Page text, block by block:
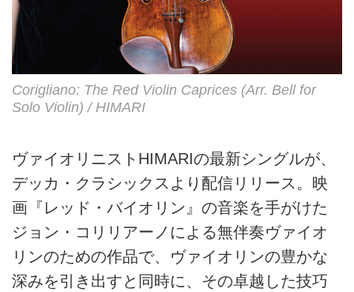
Corigliano: The Red Violin Caprices (Arr. Bell for
Solo Violin) / HIMARI
ヴァイオリニストHIMARIの最新シングルが、
デッカ・クラシックスより配信リリース。映
画『レッド・バイオリン』の音楽を手がけた
ジョン・コリリアーノによる無伴奏ヴァイオ
リンのための作品で、ヴァイオリンの豊かな
深みを引き出すと同時に、その卓越した技巧